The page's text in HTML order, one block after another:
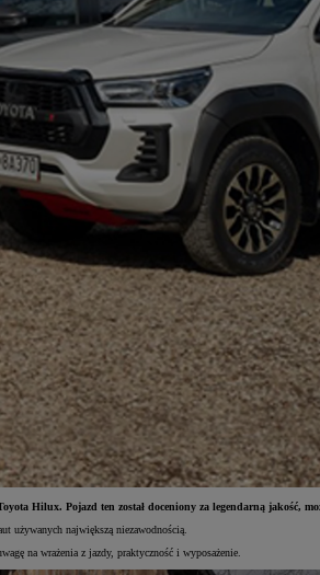
Hilux. Pojazd ten został doceniony za legendarną jakość,
używanych największą niezawodnością.
na wrażenia z jazdy, praktyczność i wyposażenie.